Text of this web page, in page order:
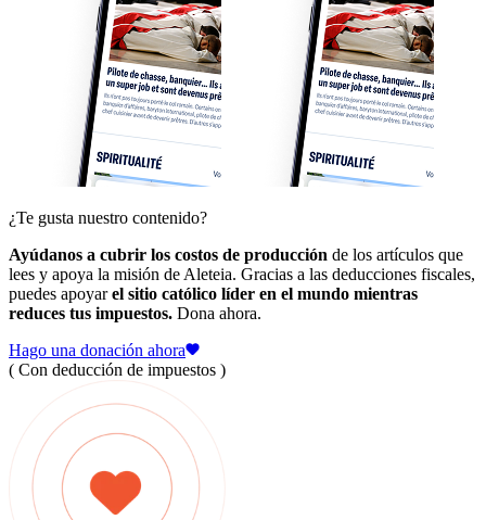
¿Te gusta nuestro contenido?
Ayúdanos a cubrir los costos de producción de los artículos que
lees y apoya la misión de Aleteia. Gracias a las deducciones fiscales,
puedes apoyarel sitio católico líder en el mundo mientras
reduces tus impuestos. Dona ahora.
Hago una donación ahora
( Con deducción de impuestos )